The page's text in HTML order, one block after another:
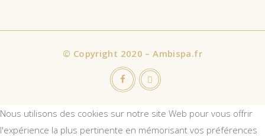
© Copyright 2020 – Ambispa.fr
Nous utilisons des cookies sur notre site Web pour vous offrir
l'expérience la plus pertinente en mémorisant vos préférences